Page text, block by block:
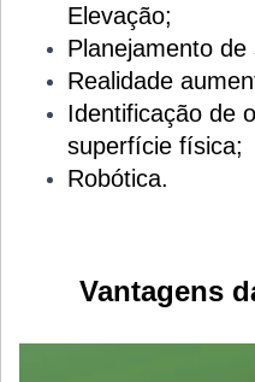
Elevação;
Planejamento
Realidade
Identificação de
superfície física;
Robótica.
Vantagens